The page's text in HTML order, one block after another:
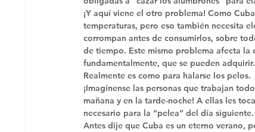
¡Y aquí viene el otro problema! Como
temperaturas, pero eso también necesita
corrompan antes de consumirlos, sobre
de tiempo. Este mismo problema afecta la
fundamentalmente, que se pueden adquirir.
Realmente es como para halarse los pelos.
¡Imagínense las personas que trabajan
mañana y en la tarde-noche! A ellas les
necesario para la “pelea” del día siguiente.
Antes dije que Cuba es un eterno verano,